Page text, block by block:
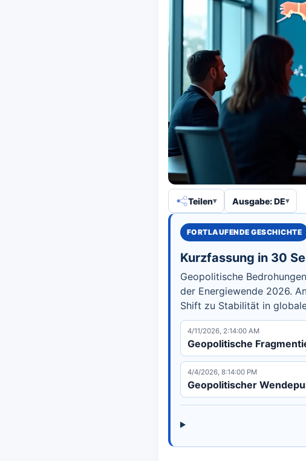
Teilen Ausgabe: DE
FORTLAUFENDE GESCHICHTE
Kurzfassung in 30
Geopolitische
der Energiewende 2026.
Shift zu Stabilität in
4/11/2026, 2:14:00 AM
Geopolitische
4/4/2026, 8:14:00 PM
Geopolitischer